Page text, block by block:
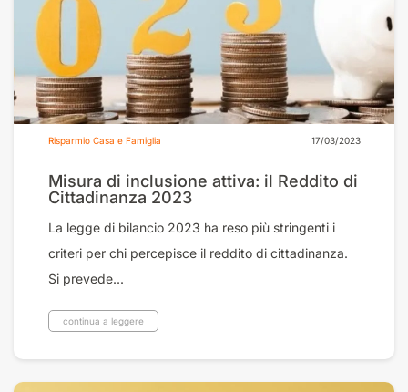
Risparmio Casa e Famiglia 17/03/2023
Misura di inclusione attiva: il Reddito di
Cittadinanza 2023
La legge di bilancio 2023 ha reso più stringenti i
criteri per chi percepisce il reddito di cittadinanza.
Si prevede...
continua a leggere